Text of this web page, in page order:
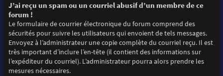
J’ai reçu un spam ou un courriel abusif d’un membre de ce
forum !
Le formulaire de courrier électronique du forum comprend des
sécurités pour suivre les utilisateurs qui envoient de tels messages.
Envoyez à l’administrateur une copie complète du courriel reçu. Il est
très important d’inclure l’en-tête (il contient des informations sur
l’expéditeur du courriel). L’administrateur pourra alors prendre les
mesures nécessaires.